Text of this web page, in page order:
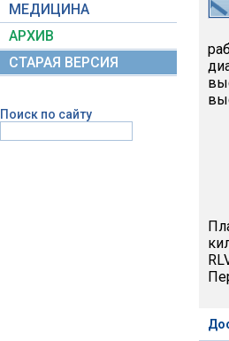
МЕДИЦИНА
АРХИВ
СТАРАЯ ВЕРСИЯ
Поиск по сайту